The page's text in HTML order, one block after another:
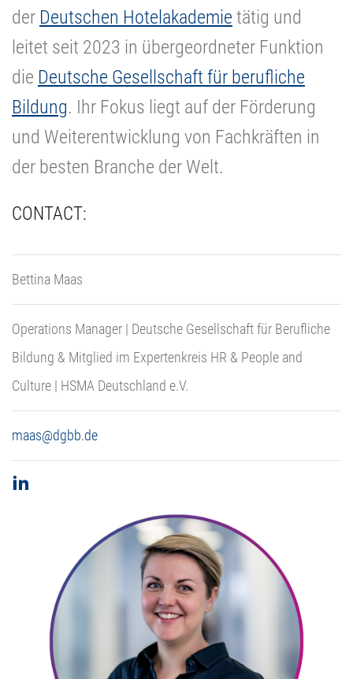
der Deutschen Hotelakademie tätig und
leitet seit 2023 in übergeordneter Funktion
die Deutsche Gesellschaft für berufliche
Bildung. Ihr Fokus liegt auf der Förderung
und Weiterentwicklung von Fachkräften in
der besten Branche der Welt.
CONTACT:
Bettina Maas
Operations Manager | Deutsche Gesellschaft für Berufliche
Bildung & Mitglied im Expertenkreis HR & People and
Culture | HSMA Deutschland e.V.
maas@dgbb.de